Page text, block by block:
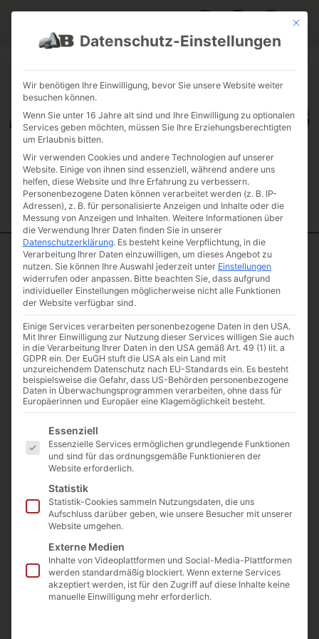
JOBS
FUHRPARK
Start/Quadersteine/Standard/ Sandsteinquader gelb edel
deluxe 40 – 50
gelb edel deluxe
40 – 50
Artikelnummer: SQGED40
167,23€ (inkl. MwSt.)
Preis/Tonne ab Steinbruch
€279 (inkl. MwSt.)
Langgöns
Preis / Tonne ab Lager
Langgöns ab 14to
Mit
Datenschutz-Einstellungen
Wir benötigen Ihre Einwilligung, bevor Sie unsere Website weiter
besuchen können.
Wenn Sie unter 16 Jahre alt sind und Ihre Einwilligung zu optionalen
Services geben möchten, müssen Sie Ihre Erziehungsberechtigten
um Erlaubnis bitten.
Wir verwenden Cookies und andere Technologien auf unserer
Website. Einige von ihnen sind essenziell, während andere uns
helfen, diese Website und Ihre Erfahrung zu verbessern.
Personenbezogene Daten können verarbeitet werden (z. B. IP-
Adressen), z. B. für personalisierte Anzeigen und Inhalte oder die
Messung von Anzeigen und Inhalten. Weitere Informationen über
die Verwendung Ihrer Daten finden Sie in unserer
Datenschutzerklärung. Es besteht keine Verpflichtung, in die
Verarbeitung Ihrer Daten einzuwilligen, um dieses Angebot zu
nutzen. Sie können Ihre Auswahl jederzeit unter Einstellungen
widerrufen oder anpassen. Bitte beachten Sie, dass aufgrund
individueller Einstellungen möglicherweise nicht alle Funktionen
der Website verfügbar sind.
Einige Services verarbeiten personenbezogene Daten in den USA.
Mit Ihrer Einwilligung zur Nutzung dieser Services willigen Sie auch
in die Verarbeitung Ihrer Daten in den USA gemäß Art. 49 (1) lit. a
GDPR ein. Der EuGH stuft die USA als ein Land mit
unzureichendem Datenschutz nach EU-Standards ein. Es besteht
beispielsweise die Gefahr, dass US-Behörden personenbezogene
Daten in Überwachungsprogrammen verarbeiten, ohne dass für
Europäerinnen und Europäer eine Klagemöglichkeit besteht.
Es folgt eine Liste der Service-Gruppen, für die eine
Essenziell
Essenzielle Services ermöglichen grundlegende Funktionen
und sind für das ordnungsgemäße Funktionieren der
Website erforderlich.
Statistik
Statistik-Cookies sammeln Nutzungsdaten, die uns
Aufschluss darüber geben, wie unsere Besucher mit unserer
Website umgehen.
Externe Medien
Inhalte von Videoplattformen und Social-Media-Plattformen
werden standardmäßig blockiert. Wenn externe Services
akzeptiert werden, ist für den Zugriff auf diese Inhalte keine
manuelle Einwilligung mehr erforderlich.